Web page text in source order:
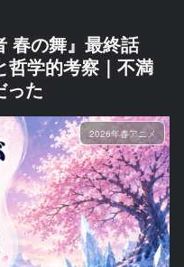
春の舞』最終話
哲学的考察｜不満
った
2026年春アニメ